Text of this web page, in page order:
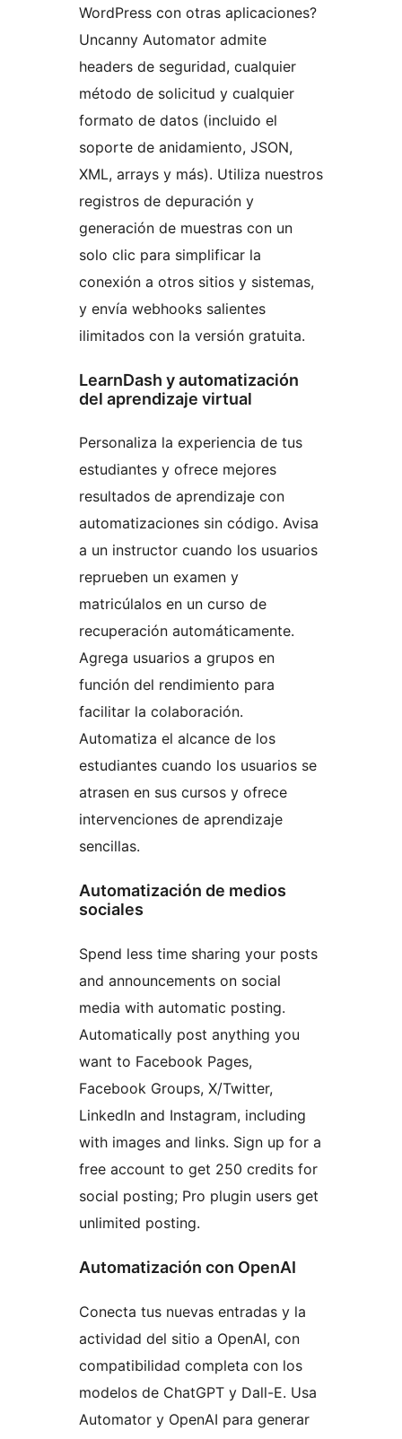
WordPress con otras aplicaciones?
Uncanny Automator admite
headers de seguridad, cualquier
método de solicitud y cualquier
formato de datos (incluido el
soporte de anidamiento, JSON,
XML, arrays y más). Utiliza nuestros
registros de depuración y
generación de muestras con un
solo clic para simplificar la
conexión a otros sitios y sistemas,
y envía webhooks salientes
ilimitados con la versión gratuita.
LearnDash y automatización
del aprendizaje virtual
Personaliza la experiencia de tus
estudiantes y ofrece mejores
resultados de aprendizaje con
automatizaciones sin código. Avisa
a un instructor cuando los usuarios
reprueben un examen y
matricúlalos en un curso de
recuperación automáticamente.
Agrega usuarios a grupos en
función del rendimiento para
facilitar la colaboración.
Automatiza el alcance de los
estudiantes cuando los usuarios se
atrasen en sus cursos y ofrece
intervenciones de aprendizaje
sencillas.
Automatización de medios
sociales
Spend less time sharing your posts
and announcements on social
media with automatic posting.
Automatically post anything you
want to Facebook Pages,
Facebook Groups, X/Twitter,
LinkedIn and Instagram, including
with images and links. Sign up for a
free account to get 250 credits for
social posting; Pro plugin users get
unlimited posting.
Automatización con OpenAI
Conecta tus nuevas entradas y la
actividad del sitio a OpenAI, con
compatibilidad completa con los
modelos de ChatGPT y Dall-E. Usa
Automator y OpenAI para generar